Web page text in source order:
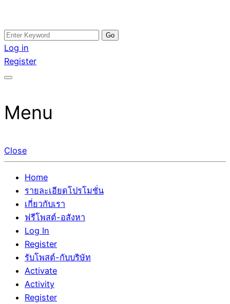
Skip
to
content
อสังหาโพสต์ รีวิวเยอะ รับจ้างโพสต์ขายบ้าน รับจ้างโพสต์อสัง
หา แตกต่างอย่างตั้งใจ รับรองผล อันดับ1 การโพสต์ขายอสังหา
กับทีมงานบริษัท บ้าน ที่ดิน คอนโด ติดGoogleหน้าแรกได้จริงๆ
รับจ้างโพสอสังหา ขายบ้าน อสังหาโพสต์ เชื่อถือได้จริง รับ
โพสต์ ที่ดิน กับทีมงานบริษัท ถูกและดีที่สุด ไม่มีค่านายหน้า
ขายได้จริงๆ ช่วยสร้างโอกาสในการขายได้มากกว่า ที่เดียว ที่
Search
for:
Log in
Register
Menu
Close
Home
รายละเอียดโปรโมชั่น
เกี่ยวกับเรา
ฟรีโพสต์-อสังหา
Log In
Register
รับโพสต์-กับบริษัท
Activate
Activity
Register